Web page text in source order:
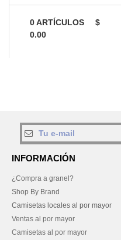
0ARTÍCULOS
$
0.00
INFORMACIÓN
¿Compra a granel?
Shop By Brand
Camisetas locales al por mayor
Ventas al por mayor
Camisetas al por mayor